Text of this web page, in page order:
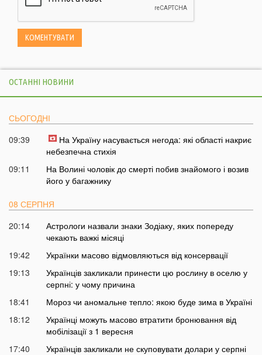
ОСТАННІ НОВИНИ
СЬОГОДНІ
09:39
На Україну насувається негода: які області накриє
небезпечна стихія
09:11
На Волині чоловік до смерті побив знайомого і возив
його у багажнику
08 СЕРПНЯ
20:14
Астрологи назвали знаки Зодіаку, яких попереду
чекають важкі місяці
19:42
Українки масово відмовляються від консервації
19:13
Українців закликали принести цю рослину в оселю у
серпні: у чому причина
18:41
Мороз чи аномальне тепло: якою буде зима в Україні
18:12
Українці можуть масово втратити бронювання від
мобілізації з 1 вересня
17:40
Українців закликали не скуповувати долари у серпні